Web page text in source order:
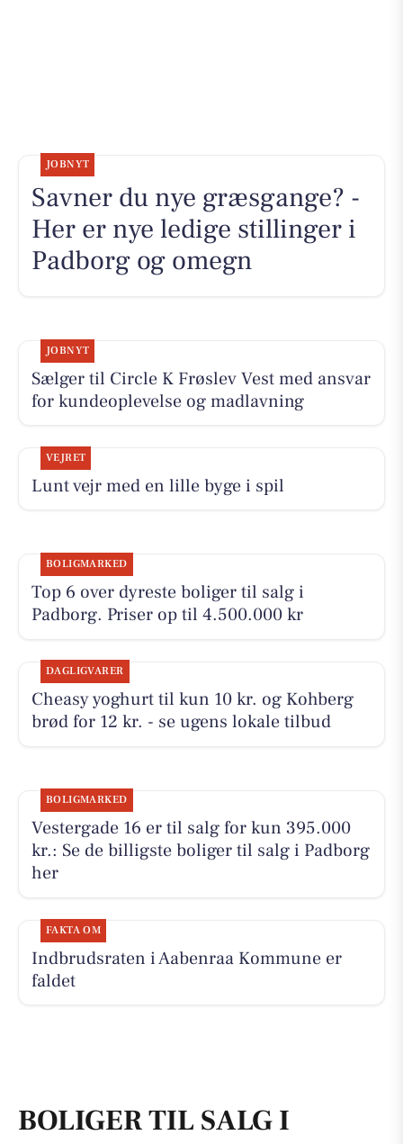
JOBNYT
Savner du nye græsgange? -
Her er nye ledige stillinger i
Padborg og omegn
JOBNYT
Sælger til Circle K Frøslev Vest med ansvar
for kundeoplevelse og madlavning
VEJRET
Lunt vejr med en lille byge i spil
BOLIGMARKED
Top 6 over dyreste boliger til salg i
Padborg. Priser op til 4.500.000 kr
DAGLIGVARER
Cheasy yoghurt til kun 10 kr. og Kohberg
brød for 12 kr. - se ugens lokale tilbud
BOLIGMARKED
Vestergade 16 er til salg for kun 395.000
kr.: Se de billigste boliger til salg i Padborg
her
FAKTA OM
Indbrudsraten i Aabenraa Kommune er
faldet
BOLIGER TIL SALG I